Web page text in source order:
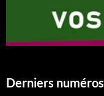
Derniers numéros